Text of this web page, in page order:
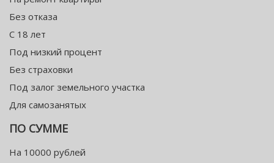
Без отказа
С 18 лет
Под низкий процент
Без страховки
Под залог земельного участка
Для самозанятых
ПО СУММЕ
На 10000 рублей